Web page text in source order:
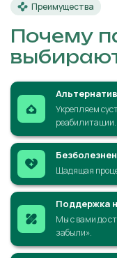
Преимущества
Почему
Укрепляем
реабилитации.
Щадящая
Поддержка
Мы с вами до
забыли».